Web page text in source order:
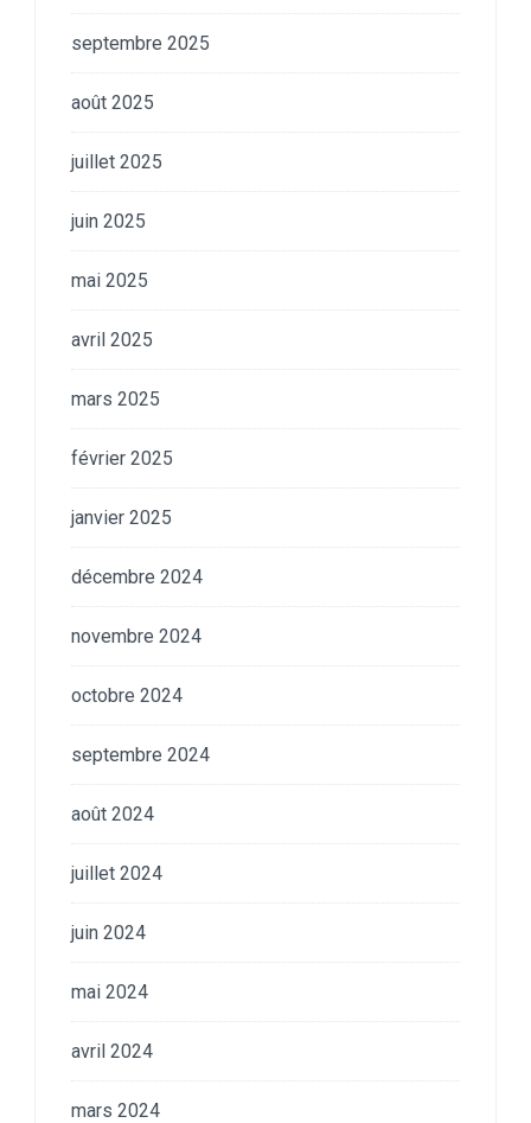
septembre 2025
août 2025
juillet 2025
juin 2025
mai 2025
avril 2025
mars 2025
février 2025
janvier 2025
décembre 2024
novembre 2024
octobre 2024
septembre 2024
août 2024
juillet 2024
juin 2024
mai 2024
avril 2024
mars 2024